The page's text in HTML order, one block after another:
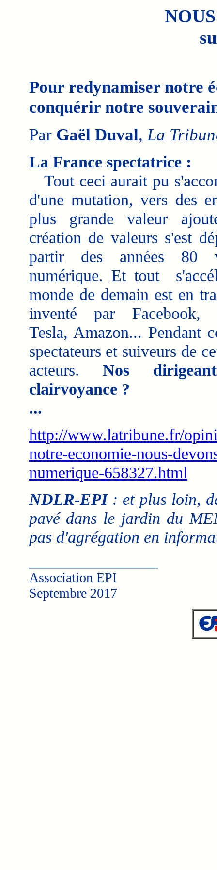
Pour redynamiser notre
conquérir notre
Par Gaël Duval,La
La France spectatrice :
Tout ceci aurait pu
d'une mutation, vers des
plus grande valeur
création de valeurs s'est
partir des années 80
numérique. Et tout
monde de demain est en
inventé par Facebook,
Tesla, Amazon... Pendant
spectateurs et suiveurs de
acteurs.Nos
clairvoyance ?
...
http://www.latribune.fr/
notre-economie-nous-
numerique-658327.html
NDLR-EPI : et plus loin,
pavé dans le jardin du
pas d'agrégation en
Association EPI
Septembre 2017